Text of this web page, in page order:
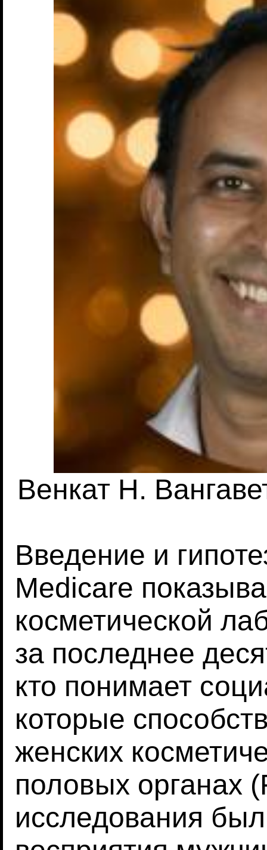
Венкат Н.
Введение и
Medicare
косметической
за последнее
кто понимает
которые
женских
половых органах
исследования